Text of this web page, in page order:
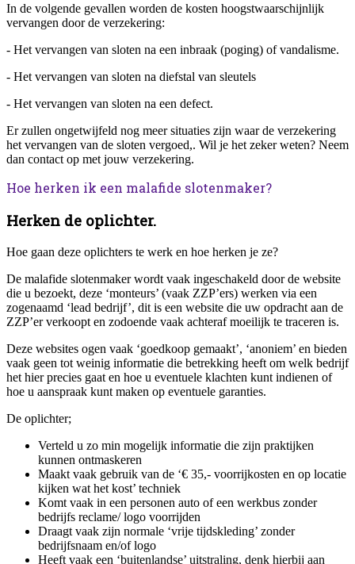
In de volgende gevallen worden de kosten hoogstwaarschijnlijk
vervangen door de verzekering:
- Het vervangen van sloten na een inbraak (poging) of vandalisme.
- Het vervangen van sloten na diefstal van sleutels
- Het vervangen van sloten na een defect.
Er zullen ongetwijfeld nog meer situaties zijn waar de verzekering
het vervangen van de sloten vergoed,. Wil je het zeker weten? Neem
dan contact op met jouw verzekering.
Hoe herken ik een malafide slotenmaker?
Herken de oplichter.
Hoe gaan deze oplichters te werk en hoe herken je ze?
De malafide slotenmaker wordt vaak ingeschakeld door de website
die u bezoekt, deze ‘monteurs’ (vaak ZZP’ers) werken via een
zogenaamd ‘lead bedrijf’, dit is een website die uw opdracht aan de
ZZP’er verkoopt en zodoende vaak achteraf moeilijk te traceren is.
Deze websites ogen vaak ‘goedkoop gemaakt’, ‘anoniem’ en bieden
vaak geen tot weinig informatie die betrekking heeft om welk bedrijf
het hier precies gaat en hoe u eventuele klachten kunt indienen of
hoe u aanspraak kunt maken op eventuele garanties.
De oplichter;
Verteld u zo min mogelijk informatie die zijn praktijken
kunnen ontmaskeren
Maakt vaak gebruik van de ‘€ 35,- voorrijkosten en op locatie
kijken wat het kost’ techniek
Komt vaak in een personen auto of een werkbus zonder
bedrijfs reclame/ logo voorrijden
Draagt vaak zijn normale ‘vrije tijdskleding’ zonder
bedrijfsnaam en/of logo
Heeft vaak een ‘buitenlandse’ uitstraling, denk hierbij aan